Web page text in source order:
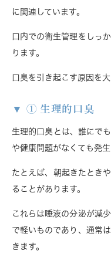
に関連しています。
口内での衛生管理をしっ
ります。
口臭を引き起こす原因を
① 生理的口臭
生理的口臭とは、誰にで
や健康問題がなくても発生
たとえば、朝起きたとき
ることがあります。
これらは唾液の分泌が減
で軽いものであり、通常
きます。